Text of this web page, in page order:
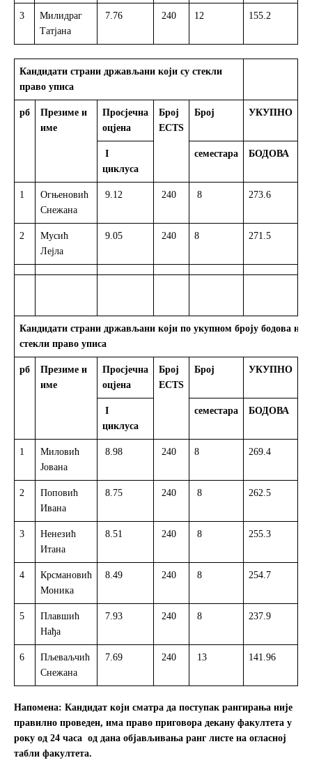
3
Милидраг
Татјана
7.76 240 12 155.2
Кандидати страни држављани који су стекли
право уписа
рб
Презиме и
име
Просјечна
оцјена
Број
ECTS
Број УКУПНО
I
циклуса
семестара БОДОВА
1
Огњеновић
Снежана
9.12 240 8 273.6
2
Мусић
Лејла
9.05 240 8 271.5
Кандидати страни држављани који по укупном броју бодова
стекли право уписа
рб
Презиме и
име
Просјечна
оцјена
Број
ECTS
Број УКУПНО
I
циклуса
семестара БОДОВА
1
Миловић
Јована
8.98 240 8 269.4
2
Поповић
Ивана
8.75 240 8 262.5
3
Ненезић
Итана
8.51 240 8 255.3
4
Крсмановић
Моника
8.49 240 8 254.7
5
Плавшић
Нађа
7.93 240 8 237.9
6
Пљеваљчић
Снежана
7.69 240 13 141.96
Напомена: Кандидат који сматра да поступак рангирања није
правилно проведен, има право приговора декану факултета у
року од 24 часa од дана објављивања ранг листе на огласној
табли факултета.